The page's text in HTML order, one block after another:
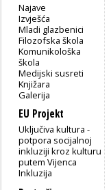
Najave
Izvješća
Mladi glazbenici
Filozofska škola
Komunikološka
škola
Medijski susreti
Knjižara
Galerija
EU Projekt
Uključiva kultura -
potpora socijalnoj
inkluziji kroz kulturu
putem Vijenca
Inkluzija